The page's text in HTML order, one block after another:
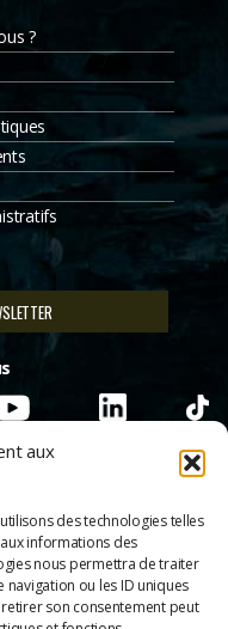
aux
des technologies telles
informations des
nous permettra de traiter
ou les ID uniques
son consentement peut
?